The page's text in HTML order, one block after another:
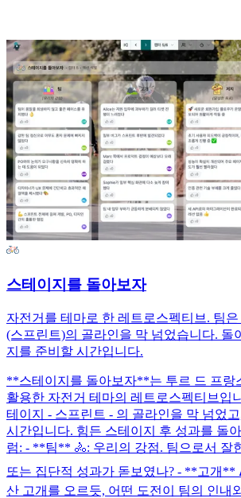
스테이지를 돌아보자
자전거를 테마로 한 레트로스펙티브. 팀은
(스프린트)의 골라인을 막 넘었습니다. 돌
지를 준비할 시간입니다.
**스테이지를 돌아보자**는 투르 드 프랑
활용한 자전거 테마의 레트로스펙티브입
테이지 - 스프린트 - 의 골라인을 막 넘었
시간입니다. 힘든 스테이지 후 성과를 돌
럼: - **팀** 🚴: 우리의 강점. 팀으로서 잘
또는 집단적 성과가 돋보였나? - **고개
산 고개를 오르듯, 어떤 도전이 팀의 인내